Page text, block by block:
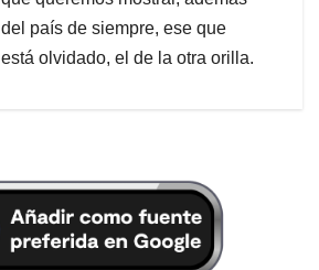
del país de siempre, ese que
está olvidado, el de la otra orilla.